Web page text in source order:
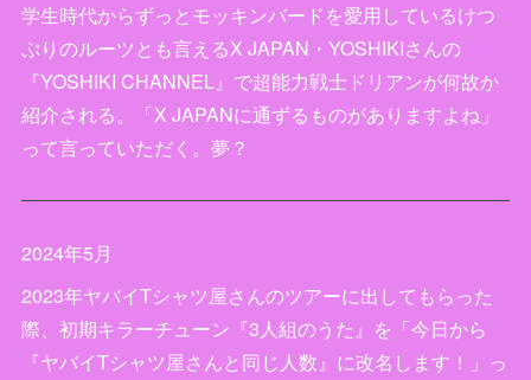
学生時代からずっとモッキンバードを愛用しているけつ
ぷりのルーツとも言えるX JAPAN・YOSHIKIさんの
『YOSHIKI CHANNEL』で超能力戦士ドリアンが何故か
紹介される。「X JAPANに通ずるものがありますよね」
って言っていただく。夢？
2024年5月
2023年ヤバイTシャツ屋さんのツアーに出してもらった
際、初期キラーチューン『3人組のうた』を「今日から
『ヤバイTシャツ屋さんと同じ人数』に改名します！」っ